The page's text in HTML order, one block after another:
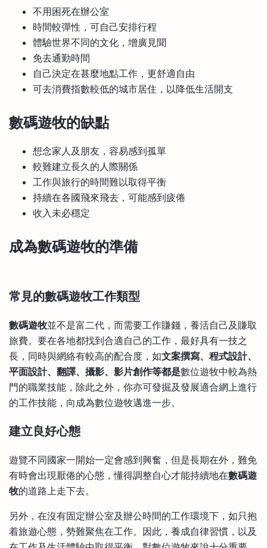
不用困死在辦公室
時間較彈性，可自己安排行程
體驗世界不同的文化，增廣見聞
免去通勤時間
自己決定在甚麼地點工作，更舒適自由
可去消費指數較低的城市居住，以降低生活開支
數碼遊牧的缺點
想念家人及朋友，容易感到孤單
較難建立長久的人際關係
工作與旅行的時間難以取得平衡
持續在各國飛來飛去，可能感到疲倦
收入未必穩定
成為數碼遊牧的準備
常見的數碼遊牧工作類型
數碼遊牧並不是富二代，而需要工作賺錢，養活自己及賺取
旅費。要在各地都找到合適自己的工作，最好具有一技之
長，同時與網絡有較高的配合度，如文案撰寫、程式設計、
平面設計、翻譯、攝影、影片創作等都是數位遊牧中較為熱
門的職業技能，除此之外，你亦可發掘及發展適合網上進行
的工作技能，向成為數位遊牧邁進一步。
建立良好心態
遊覽不同國家一開始一定會感到興奮，但是長期在外，難免
有時會出現厭倦的心態，懂得調整自心才能持續地在數碼遊
牧的道路上走下去。
另外，在沒有固定辦公室及辦公時間的工作環境下，如只抱
着旅遊心態，勢難聚焦在工作。因此，養成自律習慣，以及